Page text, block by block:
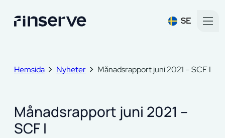
SE
Hemsida Nyheter Månadsrapport juni 2021 – SCF I
Månadsrapport juni 2021 –
SCF I